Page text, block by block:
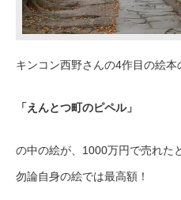
キンコン西野さんの4作目の絵本
「えんとつ町のピペル」
の中の絵が、1000万円で売れた
勿論自身の絵では最高額！